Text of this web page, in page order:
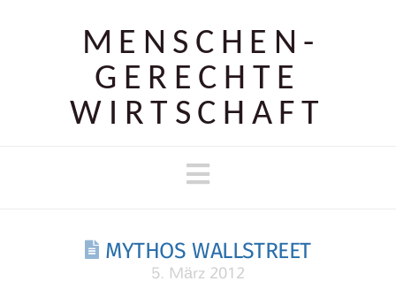
MENSCHEN­
GERECHTE
WIRTSCHAFT
Navigation
MYTHOS WALLSTREET
5. März 2012